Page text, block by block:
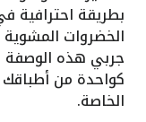
بطريقة احترافية
الخضروات
جربي هذه الوصفة
كواحدة من
الخاصة.